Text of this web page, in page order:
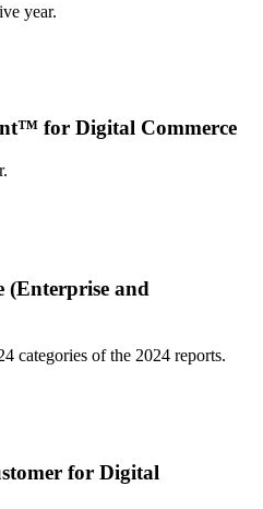
year.
for Digital Commerce
(Enterprise and
categories of the 2024 reports.
for Digital